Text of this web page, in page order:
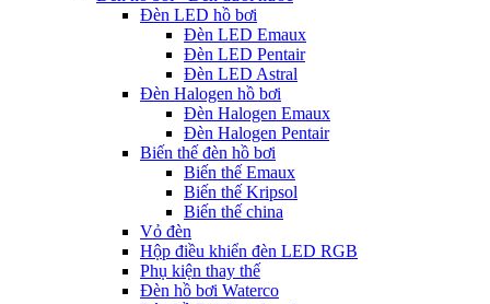
Đèn LED hồ bơi
Đèn LED Emaux
Đèn LED Pentair
Đèn LED Astral
Đèn Halogen hồ bơi
Đèn Halogen Emaux
Đèn Halogen Pentair
Biến thế đèn hồ bơi
Biến thế Emaux
Biến thế Kripsol
Biến thế china
Vỏ đèn
Hộp điều khiển đèn LED RGB
Phụ kiện thay thế
Đèn hồ bơi Waterco